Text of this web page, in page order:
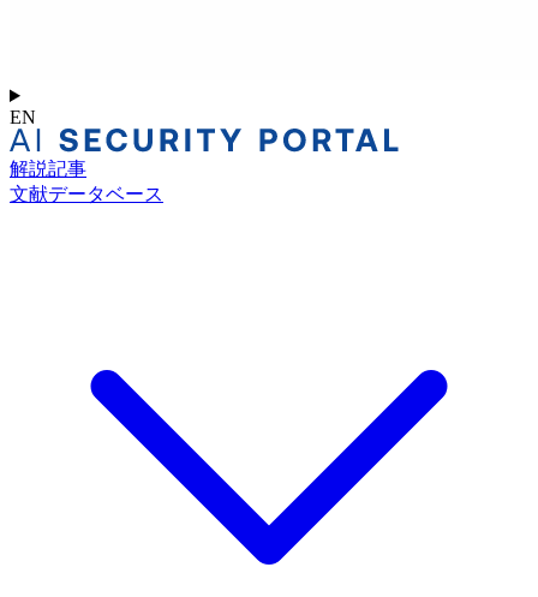
EN
解説記事
文献データベース